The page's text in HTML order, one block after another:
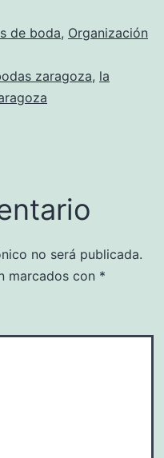
de boda, Organización
zaragoza, la
no será publicada.
marcados con *